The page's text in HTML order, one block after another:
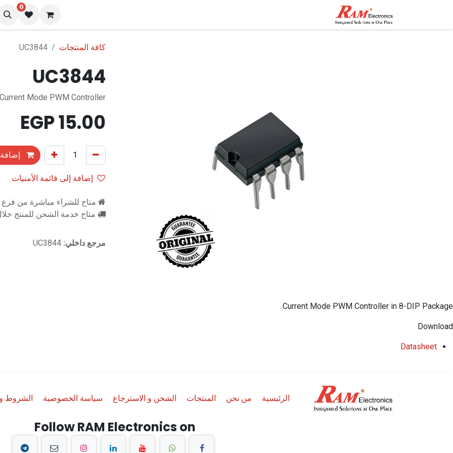
0
كافة المنتجات UC3844
UC3844
Current Mode PWM Controller
15.00
إضافة إلى قائمة الأمنيات
متاح للشراء مباشرة من فرع
متاح خدمة الشحن للمنتج خلال 2-3 ايام
مرجع داخلي: UC3844
Current Mode PWM Controller in 8-DIP Package.
Download
​Datasheet
الرئيسية من نحن المنتجات الشحن و الاسترجاع سياسة الخصوصية الشروط
Follow RAM Electronics on